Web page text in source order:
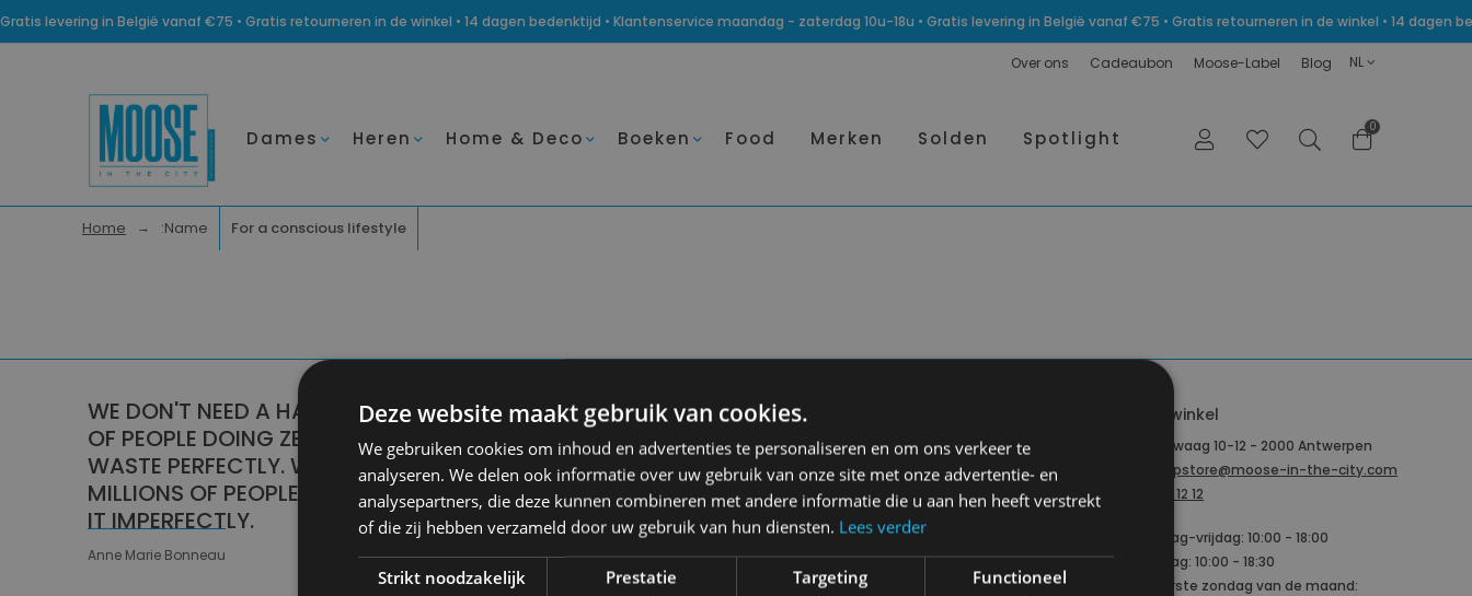
Gratis levering in België vanaf €75 • Gratis retourneren in de winkel • 14 dagen bedenktijd • Klantenservice maandag - zaterdag 10u-18u • Gratis levering in België vanaf €75 • Gratis retourneren in de winkel • 14
Over ons Cadeaubon Moose-Label Blog NL
Dames Heren Home & Deco Boeken Food Merken Solden Spotlight
0
Home :name For a conscious lifestyle
WE DON'T NEED A HANDFUL
OF PEOPLE DOING ZERO
WASTE PERFECTLY. WE NEED
MILLIONS OF PEOPLE DOING
IT IMPERFECTLY.
Anne Marie Bonneau
Aanbod
Dames
Heren
Home & Deco
Food
Conscious-
lifestyle
Inspiratie blogs
E-bike levering
Merken
Moose-Label
Contacteer ons
Klantendienst
Over ons
Bestelling annuleren
Onze winkel
IJzerenwaag 10-12 - 2000 Antwerpen
antwerpstore@moose-in-the-city.com
03/369 12 12
Maandag-vrijdag: 10:00 - 18:00
Zaterdag: 10:00 - 18:30
Elke eerste zondag van de maand:
Deze website maakt gebruik van cookies.
We gebruiken cookies om inhoud en advertenties te personaliseren en om ons verkeer te
analyseren. We delen ook informatie over uw gebruik van onze site met onze advertentie- en
analysepartners, die deze kunnen combineren met andere informatie die u aan hen heeft verstrekt
of die zij hebben verzameld door uw gebruik van hun diensten. Lees verder
Strikt noodzakelijk Prestatie Targeting Functioneel